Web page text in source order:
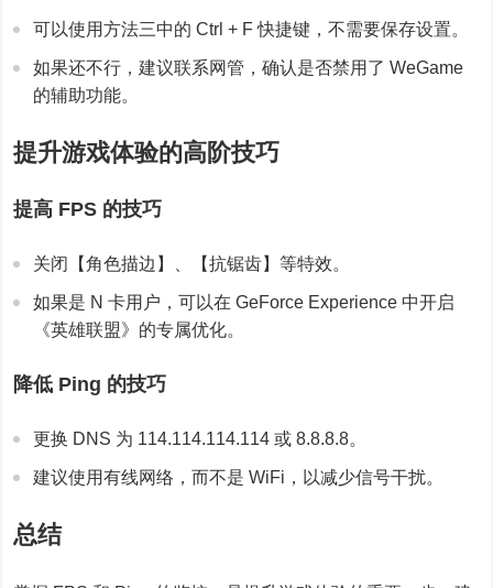
可以使用方法三中的 Ctrl + F 快捷键，不需要保存设置。
如果还不行，建议联系网管，确认是否禁用了 WeGame
的辅助功能。
提升游戏体验的高阶技巧
提高 FPS 的技巧
关闭【角色描边】、【抗锯齿】等特效。
如果是 N 卡用户，可以在 GeForce Experience 中开启
《英雄联盟》的专属优化。
降低 Ping 的技巧
更换 DNS 为 114.114.114.114 或 8.8.8.8。
建议使用有线网络，而不是 WiFi，以减少信号干扰。
总结